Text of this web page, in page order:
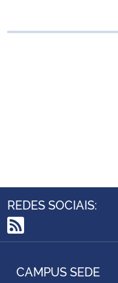
Ministério do Desenvolvimento
Ministério da Mulher, da Família e
REDES SOCIAIS:
RSS
CAMPUS SEDE